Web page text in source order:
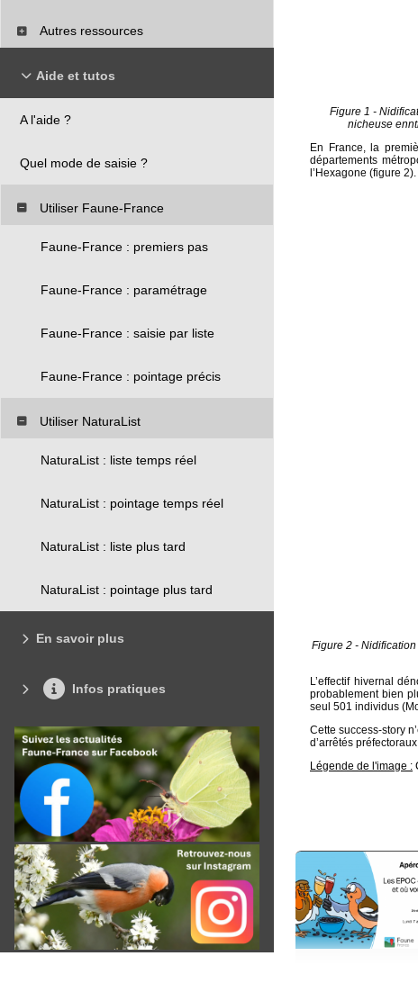
Autres ressources
Aide et tutos
A l'aide ?
Quel mode de saisie ?
Utiliser Faune-France
Faune-France : premiers pas
Faune-France : paramétrage
Faune-France : saisie par liste
Faune-France : pointage précis
Utiliser NaturaList
NaturaList : liste temps réel
NaturaList : pointage temps réel
NaturaList : liste plus tard
NaturaList : pointage plus tard
En savoir plus
Infos pratiques
Figure 1 -
nicheuse
En France, la
départements
l’Hexagone (figure 2).
Figure 2 -
L’effectif hivernal
probablement bien
seul 501 individus
Cette success-story
d’arrêtés
Légende de l'image :